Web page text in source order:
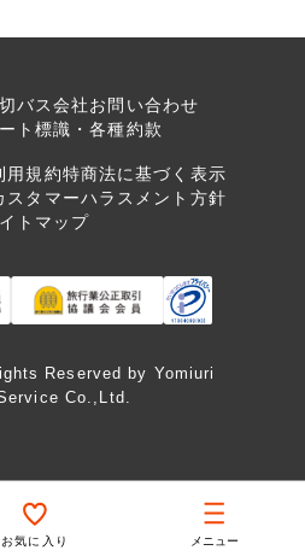
バス会社お問い合わせ
ト 標識・各種約款
用規約特商法に基づく表示
スタマーハラスメント方針
トマップ
Reserved by Yomiuri
Co.,Ltd.
お気に入り メニュー